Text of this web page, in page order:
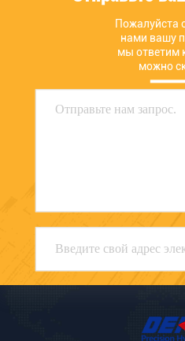
Пожалуйста
нами вашу
мы ответим
можно